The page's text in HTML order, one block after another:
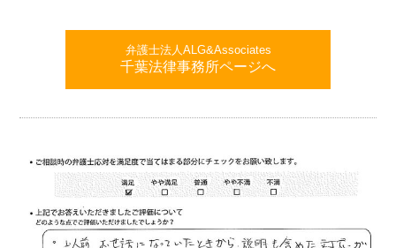
弁護士法人ALG&Associates
千葉法律事務所ページへ